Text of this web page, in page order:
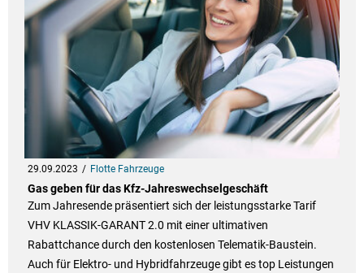
29.09.2023 Flotte Fahrzeuge
Gas geben für das Kfz-Jahreswechselgeschäft
Zum Jahresende präsentiert sich der leistungsstarke Tarif
VHV KLASSIK-GARANT 2.0 mit einer ultimativen
Rabattchance durch den kostenlosen Telematik-Baustein.
Auch für Elektro- und Hybridfahrzeuge gibt es top Leistungen